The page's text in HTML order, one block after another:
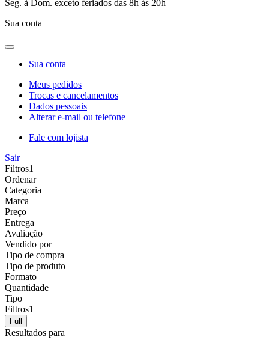
Seg. à Dom. exceto feriados das 8h às 20h
Sua conta
Sua conta
Meus pedidos
Trocas e cancelamentos
Dados pessoais
Alterar e-mail ou telefone
Fale com lojista
Sair
Filtros1
Ordenar
Categoria
Marca
Preço
Entrega
Avaliação
Vendido por
Tipo de compra
Tipo de produto
Formato
Quantidade
Tipo
Filtros1
Full
Resultados para